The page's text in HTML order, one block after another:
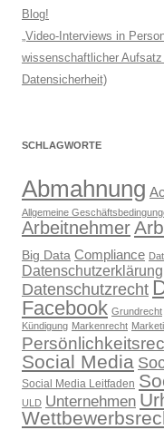
Blog!
„Video-Interviews in
wissenschaftlicher
Datensicherheit)
SCHLAGWORTE
Abmahnung
Allgemeine
Arbeitnehmer
Big Data Compliance
Datenschutzerklärung
Datenschutzrecht
Facebook Grundrecht
Kündigung Markenrecht
Social Media
Social Media Leitfaden
ULD Unternehmen